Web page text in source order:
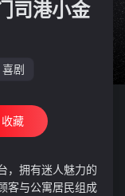
司港小金
喜剧
收藏
，拥有迷人魅力的
客与公寓居民组成